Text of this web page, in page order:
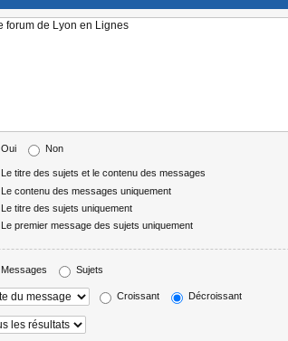
Oui Non
Le titre des sujets et le contenu des messages
Le contenu des messages uniquement
Le titre des sujets uniquement
Le premier message des sujets uniquement
Messages Sujets
Croissant Décroissant